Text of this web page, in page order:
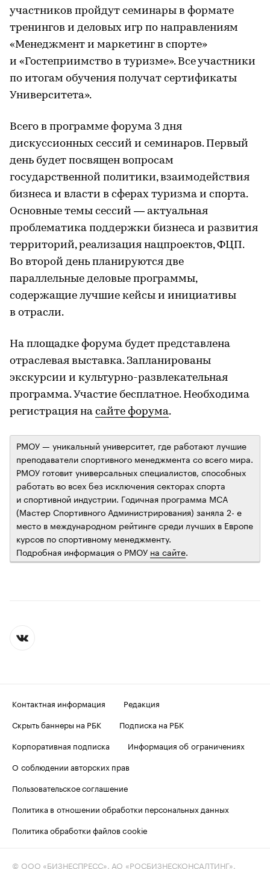
участников пройдут семинары в формате
тренингов и деловых игр по направлениям
«Менеджмент и маркетинг в спорте»
и «Гостеприимство в туризме». Все участники
по итогам обучения получат сертификаты
Университета».
Всего в программе форума 3 дня
дискуссионных сессий и семинаров. Первый
день будет посвящен вопросам
государственной политики, взаимодействия
бизнеса и власти в сферах туризма и спорта.
Основные темы сессий — актуальная
проблематика поддержки бизнеса и развития
территорий, реализация нацпроектов, ФЦП.
Во второй день планируются две
параллельные деловые программы,
содержащие лучшие кейсы и инициативы
в отрасли.
На площадке форума будет представлена
отраслевая выставка. Запланированы
экскурсии и культурно-развлекательная
программа. Участие бесплатное. Необходима
регистрация на сайте форума.
РМОУ — уникальный университет, где работают лучшие
преподаватели спортивного менеджмента со всего мира.
РМОУ готовит универсальных специалистов, способных
работать во всех без исключения секторах спорта
и спортивной индустрии. Годичная программа MСА
(Мастер Спортивного Администрирования) заняла 2- е
место в международном рейтинге среди лучших в Европе
курсов по спортивному менеджменту.
Подробная информация о РМОУ на сайте.
Контактная информация
Редакция
Скрыть баннеры на РБК
Подписка на РБК
Корпоративная подписка
Информация об ограничениях
О соблюдении авторских прав
Пользовательское соглашение
Политика в отношении обработки персональных данных
Политика обработки файлов cookie
© ООО «БИЗНЕСПРЕСС», АО «РОСБИЗНЕСКОНСАЛТИНГ»,